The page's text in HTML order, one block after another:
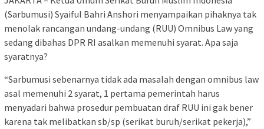
(Sarbumusi) Syaiful Bahri Anshori menyampaikan pihaknya tak
menolak rancangan undang-undang (RUU) Omnibus Law yang
sedang dibahas DPR RI asalkan memenuhi syarat. Apa saja
syaratnya?
“Sarbumusi sebenarnya tidak ada masalah dengan omnibus law
asal memenuhi 2 syarat, 1 pertama pemerintah harus
menyadari bahwa prosedur pembuatan draf RUU ini gak bener
karena tak melibatkan sb/sp (serikat buruh/serikat pekerja),”